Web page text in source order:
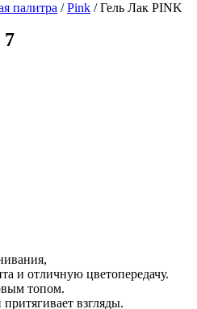
палитра /Pink / Гель Лак PINK
и отличную цветопередачу.
топом.
взгляды.